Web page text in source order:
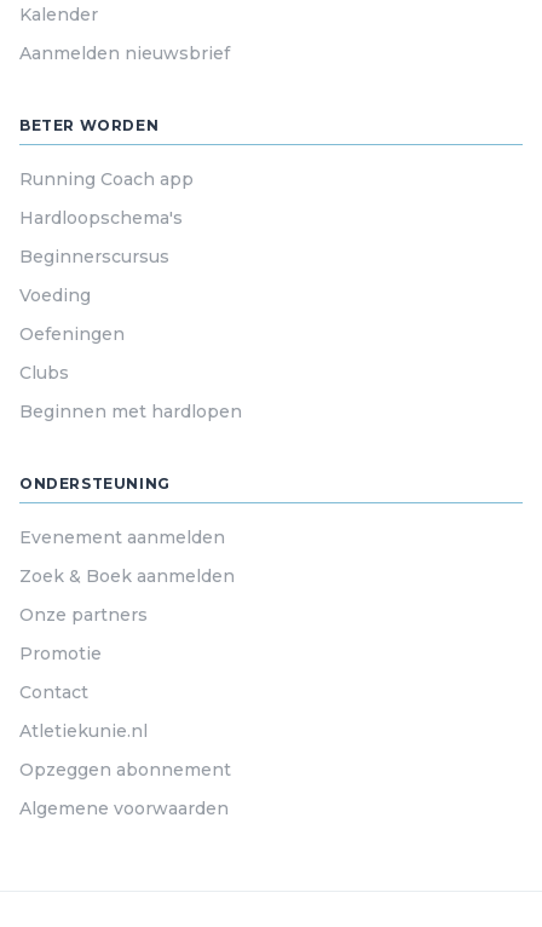
Kalender
Aanmelden nieuwsbrief
BETER WORDEN
Running Coach app
Hardloopschema's
Beginnerscursus
Voeding
Oefeningen
Clubs
Beginnen met hardlopen
ONDERSTEUNING
Evenement aanmelden
Zoek & Boek aanmelden
Onze partners
Promotie
Contact
Atletiekunie.nl
Opzeggen abonnement
Algemene voorwaarden